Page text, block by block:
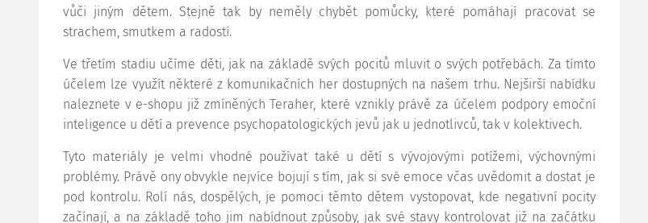
vůči jiným dětem. Stejně tak by neměly chybět pomůcky, které pomáhají pracovat se
strachem, smutkem a radostí.
Ve třetím stadiu učíme děti, jak na základě svých pocitů mluvit o svých potřebách. Za tímto
účelem lze využít některé z komunikačních her dostupných na našem trhu. Nejširší nabídku
naleznete v e-shopu již zmíněných Teraher, které vznikly právě za účelem podpory emoční
inteligence u dětí a prevence psychopatologických jevů jak u jednotlivců, tak v kolektivech.
Tyto materiály je velmi vhodné používat také u dětí s vývojovými potížemi, výchovnými
problémy. Právě ony obvykle nejvíce bojují s tím, jak si své emoce včas uvědomit a dostat je
pod kontrolu. Rolí nás, dospělých, je pomoci těmto dětem vystopovat, kde negativní pocity
začínají, a na základě toho jim nabídnout způsoby, jak své stavy kontrolovat již na začátku